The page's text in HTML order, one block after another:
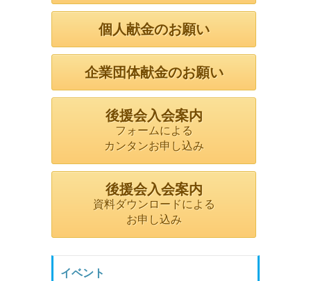
個人献金のお願い
企業団体献金のお願い
後援会入会案内
フォームによる
カンタンお申し込み
後援会入会案内
資料ダウンロードによる
お申し込み
イベント